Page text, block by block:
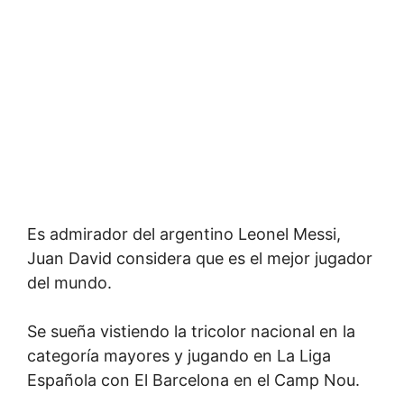
Es admirador del argentino Leonel Messi,
Juan David considera que es el mejor jugador
del mundo.
Se sueña vistiendo la tricolor nacional en la
categoría mayores y jugando en La Liga
Española con El Barcelona en el Camp Nou.